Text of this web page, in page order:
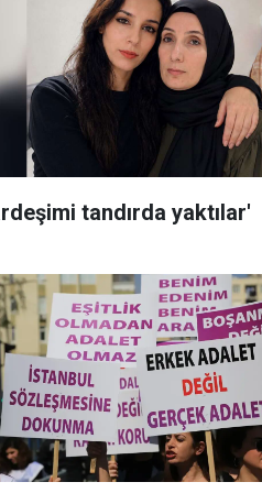
tandırda yaktılar'